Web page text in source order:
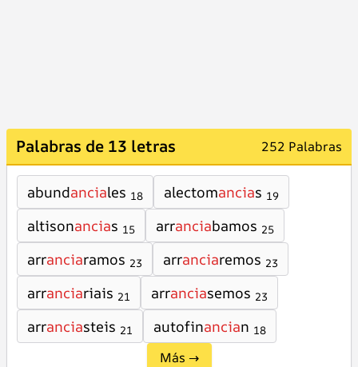
Palabras de 13 letras 252 Palabras
abundanciales 18 alectomancias 19
altisonancias 15 arranciabamos 25
arranciaramos 23 arranciaremos 23
arranciariais 21 arranciasemos 23
arranciasteis 21 autofinancian 18
Más →